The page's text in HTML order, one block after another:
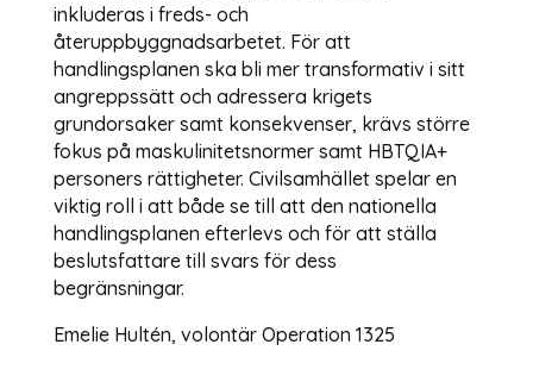
inkluderas i freds- och
återuppbyggnadsarbetet. För att
handlingsplanen ska bli mer transformativ i sitt
angreppssätt och adressera krigets
grundorsaker samt konsekvenser, krävs större
fokus på maskulinitetsnormer samt HBTQIA+
personers rättigheter. Civilsamhället spelar en
viktig roll i att både se till att den nationella
handlingsplanen efterlevs och för att ställa
beslutsfattare till svars för dess
begränsningar.
Emelie Hultén, volontär Operation 1325